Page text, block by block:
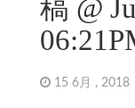
稿 @
15 6月 , 2018